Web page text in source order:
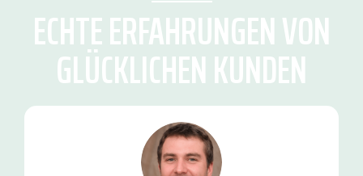
ECHTE ERFAHRUNGEN VON
GLÜCKLICHEN KUNDEN